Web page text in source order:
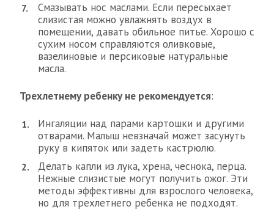
Смазывать нос маслами. Если пересыхает
слизистая можно увлажнять воздух в
помещении, давать обильное питье. Хорошо с
сухим носом справляются оливковые,
вазелиновые и персиковые натуральные
масла.
Трехлетнему ребенку не рекомендуется:
Ингаляции над парами картошки и другими
отварами. Малыш невзначай может засунуть
руку в кипяток или задеть кастрюлю.
Делать капли из лука, хрена, чеснока, перца.
Нежные слизистые могут получить ожог. Эти
методы эффективны для взрослого человека,
но для трехлетнего ребенка не подходят.